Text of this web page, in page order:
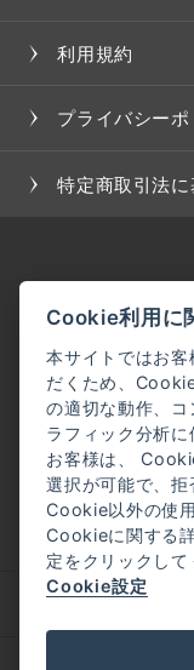
利用規約
プライバシーポ
特定商取引法
企業理念
Cookie利用に
本サイトではお
だくため、
の適切な動作、コ
ラフィック分析に
お客様は、
選択が可能で、
Cookie以外の使
Cookieに関する
定をクリックして
Cookie設定